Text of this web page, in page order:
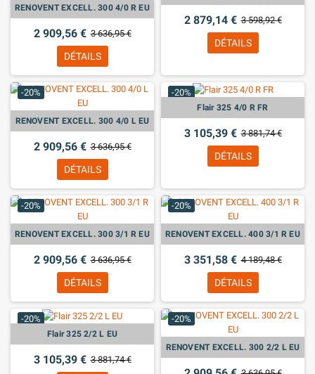
RENOVENT EXCELL. 300 4/0 R EU
2 909,56 € 3 636,95 €
DÉTAILS
2 879,14 € 3 598,92 €
DÉTAILS
-20%
RENOVENT EXCELL. 300 4/0 L EU
2 909,56 € 3 636,95 €
DÉTAILS
-20%
Flair 325 4/0 R FR
3 105,39 € 3 881,74 €
DÉTAILS
-20%
RENOVENT EXCELL. 300 3/1 R EU
2 909,56 € 3 636,95 €
DÉTAILS
-20%
RENOVENT EXCELL. 400 3/1 R EU
3 351,58 € 4 189,48 €
DÉTAILS
-20%
Flair 325 2/2 L EU
3 105,39 € 3 881,74 €
-20%
RENOVENT EXCELL. 300 2/2 L EU